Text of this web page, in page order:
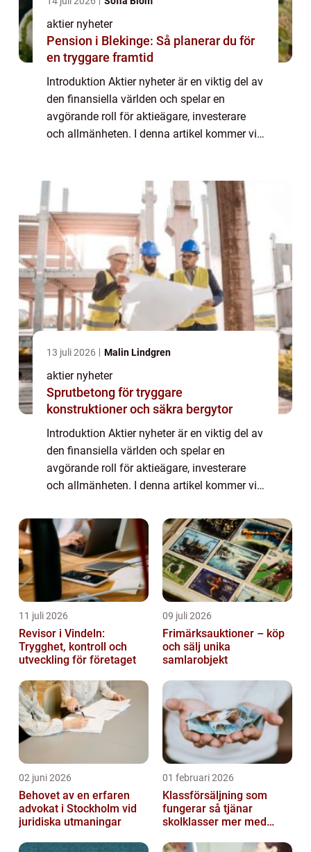
aktier nyheter
Pension i Blekinge: Så planerar du för
en tryggare framtid
Introduktion Aktier nyheter är en viktig del av
den finansiella världen och spelar en
avgörande roll för aktieägare, investerare
och allmänheten. I denna artikel kommer vi
13 juli 2026 Malin Lindgren
aktier nyheter
Sprutbetong för tryggare
konstruktioner och säkra bergytor
Introduktion Aktier nyheter är en viktig del av
den finansiella världen och spelar en
avgörande roll för aktieägare, investerare
och allmänheten. I denna artikel kommer vi
nyheter, inklusive vad det är, vil...
11 juli 2026
Revisor i Vindeln:
Trygghet, kontroll och
utveckling för företaget
09 juli 2026
Frimärksauktioner – köp
och sälj unika
samlarobjekt
02 juni 2026
Behovet av en erfaren
advokat i Stockholm vid
juridiska utmaningar
01 februari 2026
Klassförsäljning som
fungerar så tjänar
skolklasser mer med